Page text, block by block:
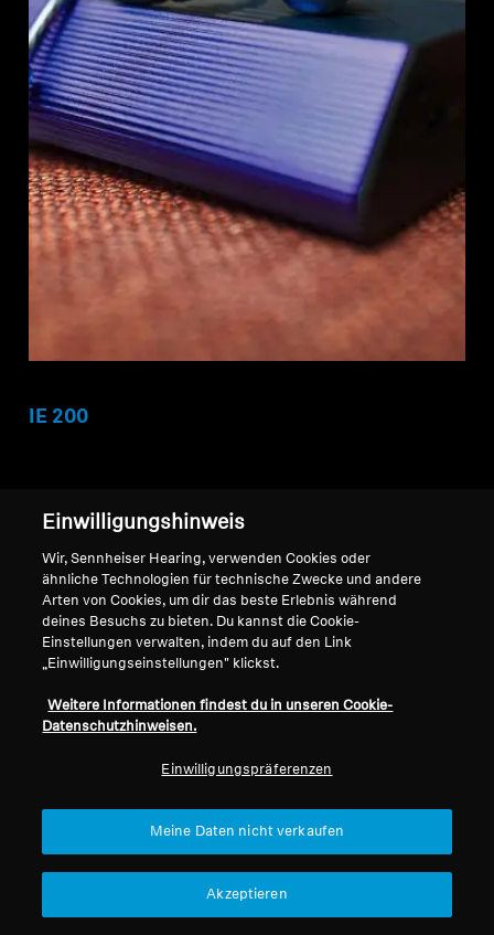
IE 200
Einwilligungshinweis
Wir, Sennheiser Hearing, verwenden Cookies oder
ähnliche Technologien für technische Zwecke und andere
Arten von Cookies, um dir das beste Erlebnis während
deines Besuchs zu bieten. Du kannst die Cookie-
Einstellungen verwalten, indem du auf den Link
„Einwilligungseinstellungen" klickst.
Weitere Informationen findest du in unseren Cookie-
Datenschutzhinweisen.
Einwilligungspräferenzen
Meine Daten nicht verkaufen
Akzeptieren